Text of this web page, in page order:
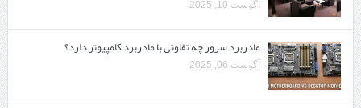
آگوست 10, 2025
مادربرد سرور چه تفاوتی با مادربرد کامپیوتر دارد؟
آگوست 06, 2025